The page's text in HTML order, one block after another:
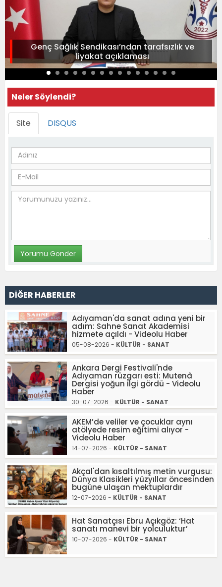
Genç Sağlık Sendikası’ndan tarafsızlık ve
liyakat açıklaması
Neler Söylendi?
Site DISQUS
DİĞER HABERLER
Adıyaman'da sanat adına yeni bir
adım: Sahne Sanat Akademisi
hizmete açıldı - Videolu Haber
05-08-2026 - KÜLTÜR - SANAT
Ankara Dergi Festivali'nde
Adıyaman rüzgarı esti: Mutenâ
Dergisi yoğun ilgi gördü - Videolu
Haber
30-07-2026 - KÜLTÜR - SANAT
AKEM’de veliler ve çocuklar aynı
atölyede resim eğitimi alıyor -
Videolu Haber
14-07-2026 - KÜLTÜR - SANAT
Akçal'dan kısaltılmış metin vurgusu:
Dünya Klasikleri yüzyıllar öncesinden
bugüne ulaşan mektuplardır
12-07-2026 - KÜLTÜR - SANAT
Hat Sanatçısı Ebru Açıkgöz: ‘Hat
sanatı manevi bir yolculuktur’
10-07-2026 - KÜLTÜR - SANAT